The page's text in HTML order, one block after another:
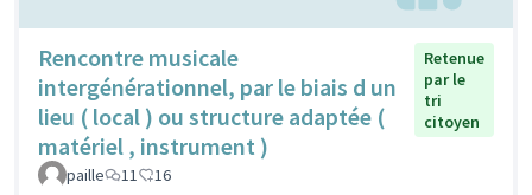
Rencontre musicale
intergénérationnel, par le biais d un
lieu ( local ) ou structure adaptée (
matériel , instrument )
Retenue
par le
tri
citoyen
paille 11 16